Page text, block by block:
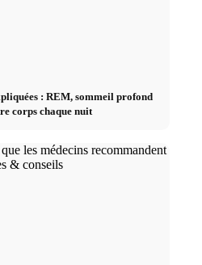
: REM, sommeil profond
corps chaque nuit